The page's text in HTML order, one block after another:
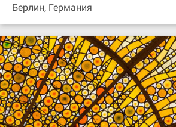
Берлин, Германия